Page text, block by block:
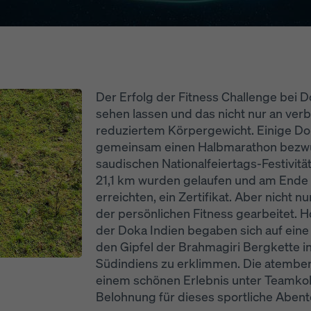
Der Erfolg der Fitness Challenge bei
sehen lassen und das nicht nur an
reduziertem Körpergewicht. Einige
gemeinsam einen Halbmarathon
saudischen Nationalfeiertags-
21,1 km wurden gelaufen und am
erreichten, ein Zertifikat. Aber nicht
der persönlichen Fitness gearbeitet.
der Doka Indien begaben sich auf
den Gipfel der Brahmagiri Bergkette
Südindiens zu erklimmen. Die
einem schönen Erlebnis unter
Belohnung für dieses sportliche